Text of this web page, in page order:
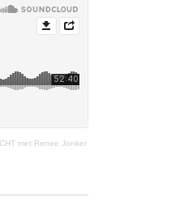
met Renee Jonker